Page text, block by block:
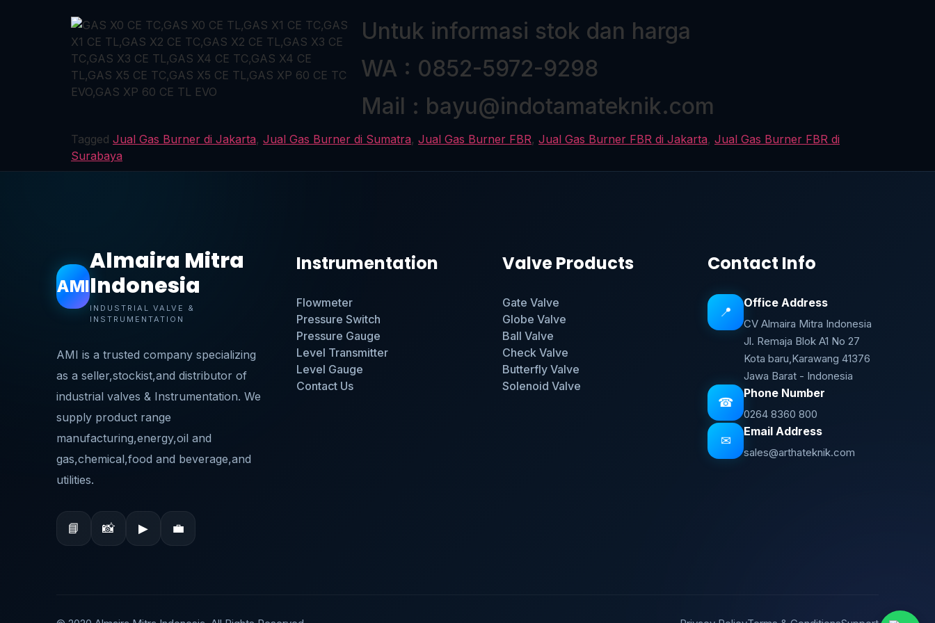
Untuk informasi stok dan harga
WA : 0852-5972-9298
Mail : bayu@indotamateknik.com
Tagged Jual Gas Burner di Jakarta, Jual Gas Burner di Sumatra, Jual Gas Burner FBR, Jual Gas Burner FBR di Jakarta, Jual Gas Burner FBR di
Surabaya
AMI
Almaira Mitra
Indonesia
INDUSTRIAL VALVE &
INSTRUMENTATION
AMI is a trusted company specializing
as a seller,stockist,and distributor of
industrial valves & Instrumentation. We
supply product range
manufacturing,energy,oil and
gas,chemical,food and beverage,and
utilities.
📘 📸 ▶ 💼
Instrumentation
Flowmeter
Pressure Switch
Pressure Gauge
Level Transmitter
Level Gauge
Contact Us
Valve Products
Gate Valve
Globe Valve
Ball Valve
Check Valve
Butterfly Valve
Solenoid Valve
Contact Info
📍
Office Address
CV Almaira Mitra Indonesia
Jl. Remaja Blok A1 No 27
Kota baru,Karawang 41376
Jawa Barat - Indonesia
☎
Phone Number
0264 8360 800
✉
Email Address
sales@arthateknik.com